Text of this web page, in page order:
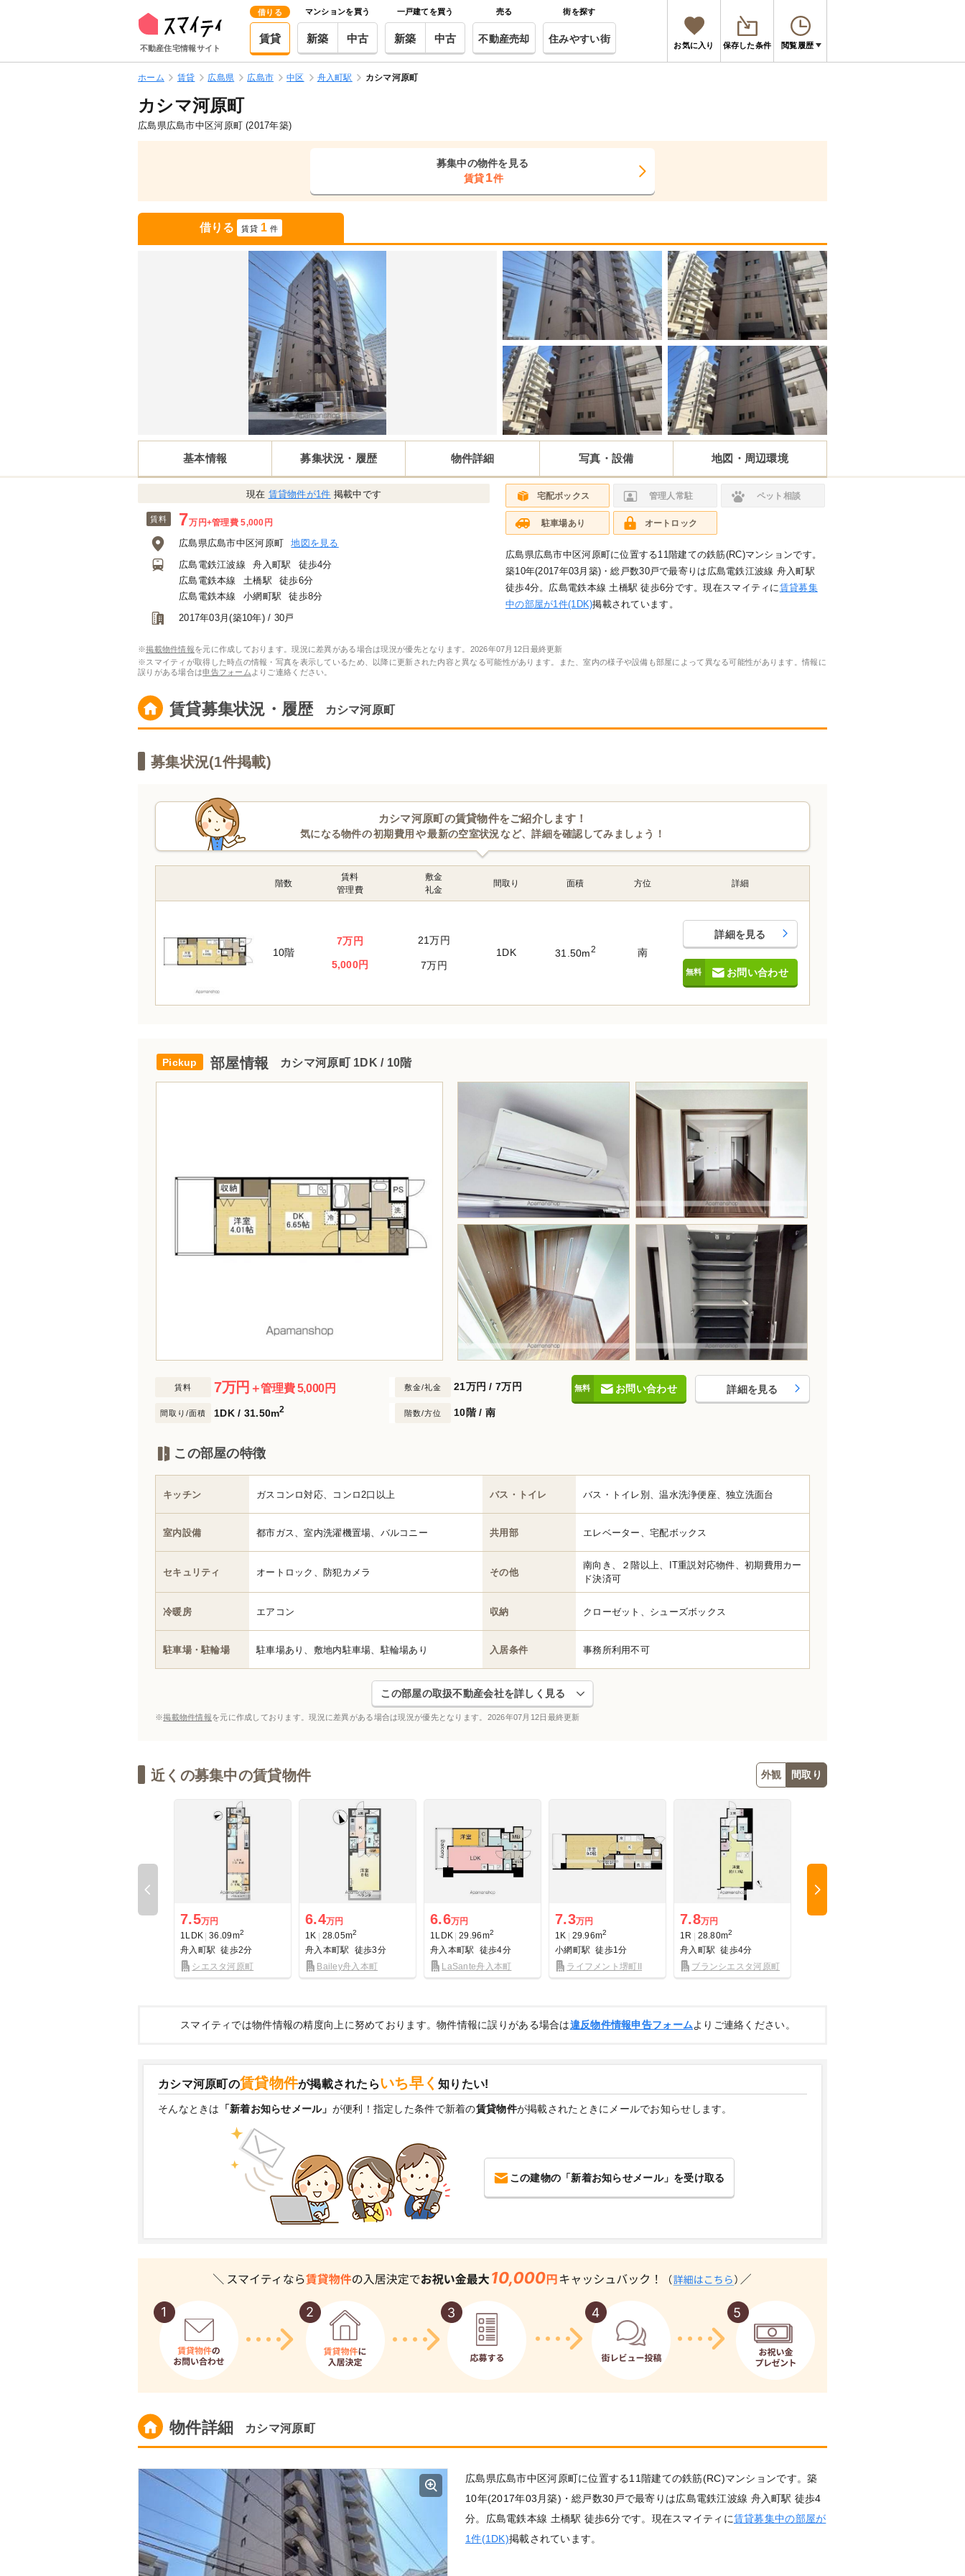
不動産住宅情報サイト
借りる
賃貸
マンションを買う
新築 中古
一戸建てを買う
新築 中古
売る
不動産売却
街を探す
住みやすい街
お気に入り 保存した条件 閲覧履歴
ホーム 賃貸 広島県 広島市 中区 舟入町駅 カシマ河原町
カシマ河原町
広島県広島市中区河原町 (2017年築)
募集中の物件を見る
賃貸1件
借りる 賃貸 1 件
基本情報 募集状況・履歴 物件詳細 写真・設備 地図・周辺環境
現在 賃貸物件が1件 掲載中です
賃料 7万円+管理費 5,000円
広島県広島市中区河原町
地図を見る
広島電鉄江波線
舟入町駅
徒歩4分
広島電鉄本線
土橋駅
徒歩6分
広島電鉄本線
小網町駅
徒歩8分
2017年03月(築10年) / 30戸
宅配ボックス 管理人常駐 ペット相談
駐車場あり オートロック
広島県広島市中区河原町に位置する11階建ての鉄筋(RC)マンションです。
築10年(2017年03月築)・総戸数30戸で最寄りは広島電鉄江波線 舟入町駅
徒歩4分。広島電鉄本線 土橋駅 徒歩6分です。現在スマイティに賃貸募集
中の部屋が1件(1DK)掲載されています。
※掲載物件情報を元に作成しております。現況に差異がある場合は現況が優先となります。 2026年07月12日最終更新
※スマイティが取得した時点の情報・写真を表示しているため、以降に更新された内容と異なる可能性があります。また、室内の様子や設備も部屋によって異なる可能性があります。情報に
誤りがある場合は申告フォーム よりご連絡ください。
賃貸募集状況・履歴 カシマ河原町
募集状況(1件掲載)
カシマ河原町の賃貸物件をご紹介します！
気になる物件の初期費用 や最新の空室状況など、詳細を確認してみましょう！
階数
賃料
管理費
敷金
礼金
間取り 面積 方位 詳細
10階
7万円
5,000円
21万円
7万円
1DK 31.50m2 南
詳細を見る
お問い合わせ
部屋情報 カシマ河原町 1DK / 10階
賃料 7万円 ＋管理費 5,000円 敷金/礼金 21万円 / 7万円
間取り/面積 1DK / 31.50m2 階数/方位 10階 / 南
お問い合わせ 詳細を見る
この部屋の特徴
キッチン ガスコンロ対応、コンロ2口以上 バス・トイレ バス・トイレ別、温水洗浄便座、独立洗面台
室内設備 都市ガス、室内洗濯機置場、バルコニー 共用部 エレベーター、宅配ボックス
セキュリティ オートロック、防犯カメラ その他
南向き、２階以上、IT重説対応物件、初期費用カー
ド決済可
冷暖房 エアコン 収納 クローゼット、シューズボックス
駐車場・駐輪場 駐車場あり、敷地内駐車場、駐輪場あり 入居条件 事務所利用不可
この部屋の取扱不動産会社を詳しく見る
※掲載物件情報を元に作成しております。現況に差異がある場合は現況が優先となります。 2026年07月12日最終更新
近くの募集中の賃貸物件 外観 間取り
7.5万円
1LDK 36.09m2
舟入町駅
徒歩2分
シエスタ河原町
6.4万円
1K
28.05m2
舟入本町駅
徒歩3分
Bailey舟入本町
6.6万円
1LDK 29.96m2
舟入本町駅
徒歩4分
LaSante舟入本町
7.3万円
1K
29.96m2
小網町駅
徒歩1分
ライフメント堺町II
7.8万円
1R
28.80m2
舟入町駅
徒歩4分
ブランシエスタ河原町
7
スマイティでは物件情報の精度向上に努めております。物件情報に誤りがある場合は違反物件情報申告フォームよりご連絡ください。
カシマ河原町の賃貸物件が掲載されたらいち早く知りたい!
そんなときは 「新着お知らせメール」 が便利！指定した条件で新着の賃貸物件が掲載されたときにメールでお知らせします。
この建物の「新着お知らせメール」を受け取る
物件詳細 カシマ河原町
広島県広島市中区河原町に位置する11階建ての鉄筋(RC)マンションです。築
10年(2017年03月築)・総戸数30戸で最寄りは広島電鉄江波線 舟入町駅 徒歩4
分。広島電鉄本線 土橋駅 徒歩6分です。現在スマイティに賃貸募集中の部屋が
1件(1DK)掲載されています。